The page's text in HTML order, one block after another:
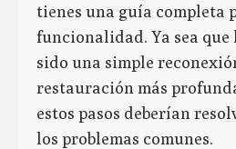
tienes una guía completa
funcionalidad. Ya sea que
sido una simple
restauración más
estos pasos deberían
los problemas comunes.